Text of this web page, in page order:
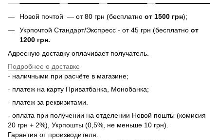
Новой почтой — от 80 грн (бесплатно от 1500 грн);
Укрпочтой Стандарт/Экспресс - от 45 грн (бесплатно от
1200 грн.
Адресную доставку оплачивает получатель.
Подробнее о доставке
- наличными при расчёте в магазине;
- платеж на карту Приватбанка, Монобанка;
- платеж за реквизитами.
- оплата при получении на отделении Новой пошты (комисия
20 грн + 2%), Укрпошты (0,5%, не меньше 10 грн).
Гарантия от производителя.